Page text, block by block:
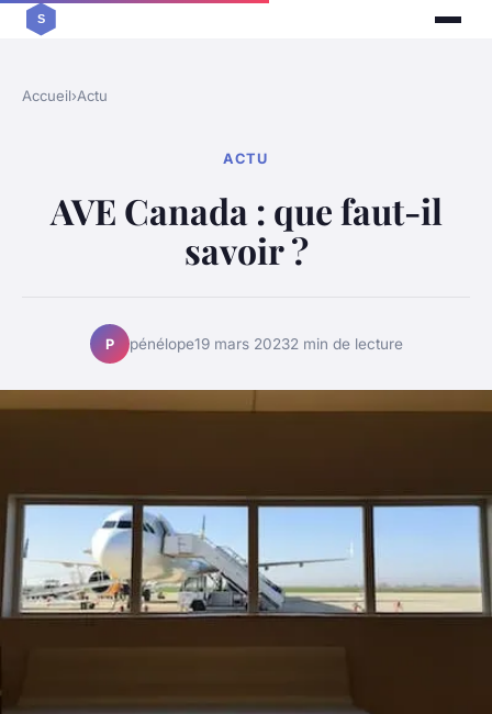
Accueil›Actu
ACTU
AVE Canada : que faut-il
savoir ?
P pénélope19 mars 20232 min de lecture